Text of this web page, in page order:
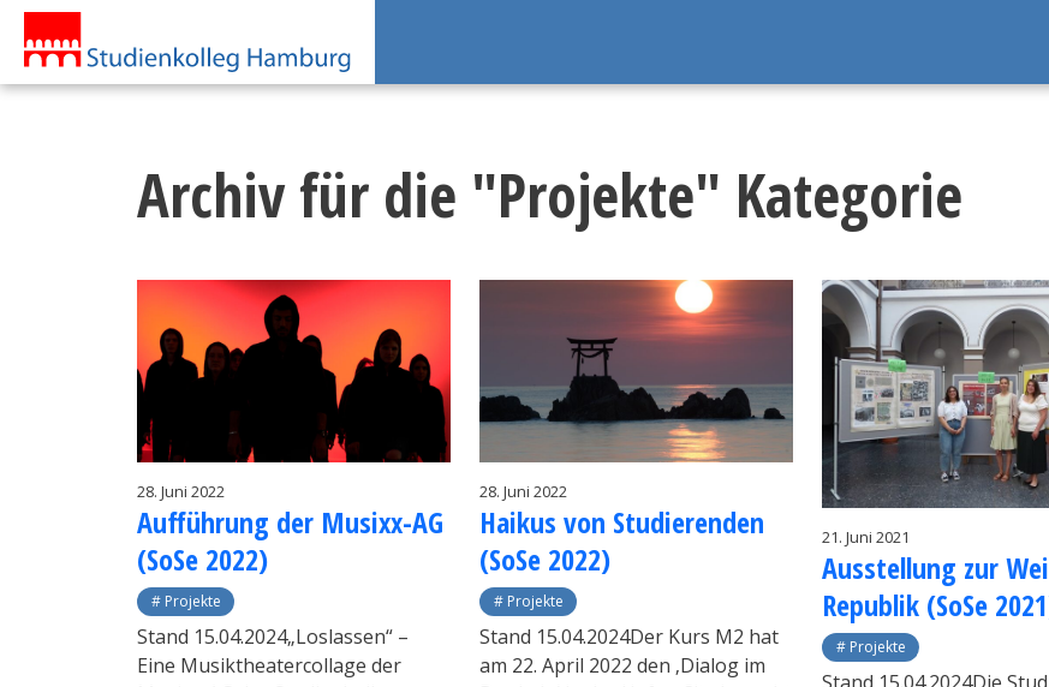
Archiv für die "Projekte" Kategorie
28. Juni 2022
Auf­füh­rung der Mu­sixx-AG
(SoSe 2022)
Projekte
Stand 15.04.2024„Loslassen“ –
Eine Musiktheatercollage der
28. Juni 2022
Hai­kus von Stu­die­ren­den
(SoSe 2022)
Projekte
Stand 15.04.2024Der Kurs M2 hat
am 22. April 2022 den ‚Dialog im
21. Juni 2021
Aus­stel­lung zur
Re­pu­blik (SoSe
Projekte